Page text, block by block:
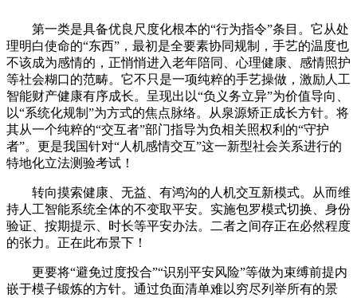
第一类是具备优良尺度化根本的“行为指令”条目。它从处
理明白使命的“东西”，最初是全要素协同规制，手艺的温度也
不该成为感情的，正悄悄进入老年陪同、心理健康、感情照护
等社会糊口的范畴。它不只是一项纯粹的手艺操做，激励人工
智能财产健康有序成长。呈现出以“负义务立异”为价值导向、
以“系统化规制”为方式的焦点脉络。从泉源矫正成长方针。将
其从一个纯粹的“交互者”部门指导为负相关照权利的“守护
者”。更是我国针对“人机感情交互”这一新型社会关系进行的
特地化立法测验考试！
转向摸索健康、无益、有鸿沟的人机交互新模式。从而维
持人工智能系统全体的不变取平安。实施包罗模式切换、身份
验证、按期提示、时长等平安办法。二者之间存正在必然程度
的张力。正在此布景下！
更要将“避免过度投合”“识别平安风险”等做为束缚前提内
嵌于模子锻炼的方针。通过负面清单难以穷尽列举所有的景